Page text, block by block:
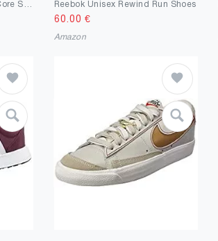
Reebok Unisex Rewind Run Shoes
60.00 €
Amazon